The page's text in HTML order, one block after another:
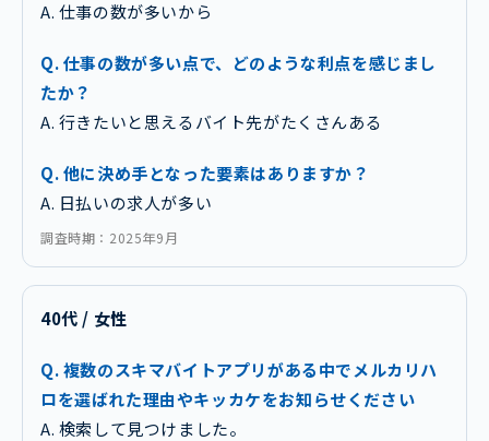
A. 仕事の数が多いから
Q. 仕事の数が多い点で、どのような利点を感じまし
たか？
A. 行きたいと思えるバイト先がたくさんある
Q. 他に決め手となった要素はありますか？
A. 日払いの求人が多い
調査時期：2025年9月
40代 / 女性
Q. 複数のスキマバイトアプリがある中でメルカリハ
ロを選ばれた理由やキッカケをお知らせください
A. 検索して見つけました。